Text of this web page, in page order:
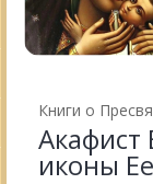
Книги о
Акафист
иконы